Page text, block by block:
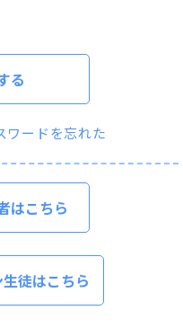
る
ワードを忘れた
はこちら
徒はこちら